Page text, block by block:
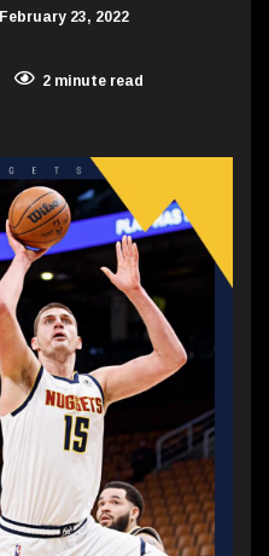
February 23, 2022
2 minute read